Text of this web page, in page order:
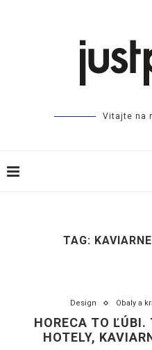
Vitajte na
TAG:
Design Obaly a
HORECA TO ĽÚBI.
HOTELY,